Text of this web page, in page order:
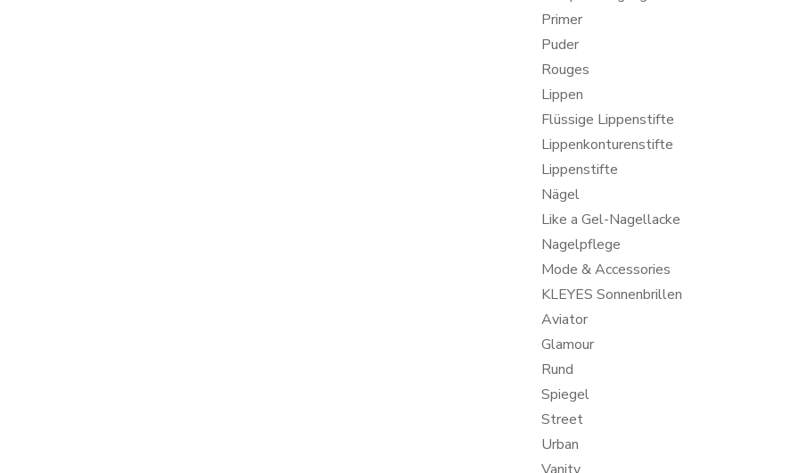
Primer
Puder
Rouges
Lippen
Flüssige Lippenstifte
Lippenkonturenstifte
Lippenstifte
Nägel
Like a Gel-Nagellacke
Nagelpflege
Mode & Accessories
KLEYES Sonnenbrillen
Aviator
Glamour
Rund
Spiegel
Street
Urban